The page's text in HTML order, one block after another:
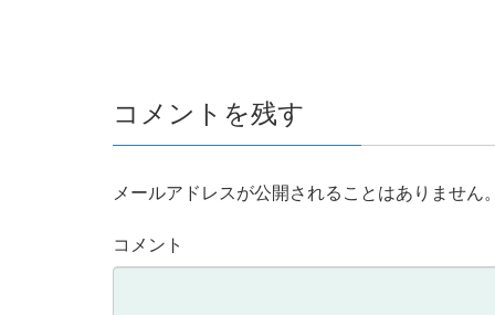
コメントを残す
メールアドレスが公開されることはありません
コメント